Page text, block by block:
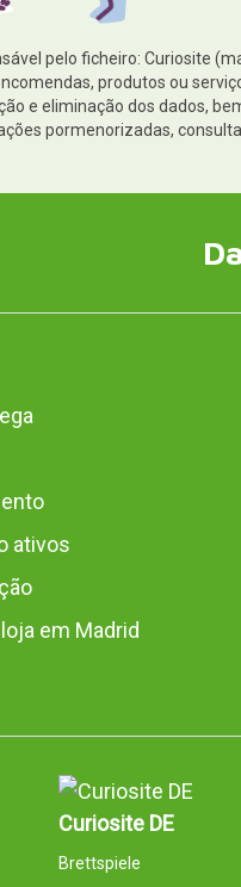
pelo ficheiro: Curiosite
produtos ou
e eliminação dos dados,
pormenorizadas,
ativos
em Madrid
Curiosite DE
Brettspiele